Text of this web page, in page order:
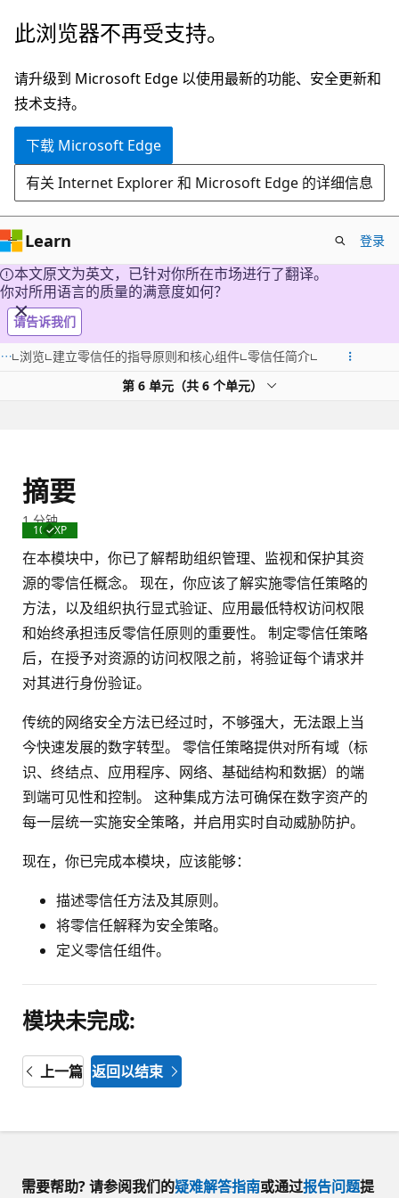
跳
主
要
内
此浏览器不再受支持。
请升级到 Microsoft Edge 以使用最新的功能、安全更新和
技术支持。
下载 Microsoft Edge
有关 Internet Explorer 和 Microsoft Edge 的详细信息
Learn 登录
本文原文为英文，已针对你所在市场进行了翻译。
你对所用语言的质量的满意度如何？
请告诉我们
浏览 建立零信任的指导原则和核心组件 零信任简介
第 6 单元（共 6 个单元）
摘要
已
成
100 XP
1 分钟
在本模块中，你已了解帮助组织管理、监视和保护其资
源的零信任概念。 现在，你应该了解实施零信任策略的
方法，以及组织执行显式验证、应用最低特权访问权限
和始终承担违反零信任原则的重要性。 制定零信任策略
后，在授予对资源的访问权限之前，将验证每个请求并
对其进行身份验证。
传统的网络安全方法已经过时，不够强大，无法跟上当
今快速发展的数字转型。 零信任策略提供对所有域（标
识、终结点、应用程序、网络、基础结构和数据）的端
到端可见性和控制。 这种集成方法可确保在数字资产的
每一层统一实施安全策略，并启用实时自动威胁防护。
现在，你已完成本模块，应该能够：
描述零信任方法及其原则。
将零信任解释为安全策略。
定义零信任组件。
模块未完成:
上一篇 返回以结束
需要帮助? 请参阅我们的疑难解答指南或通过报告问题提